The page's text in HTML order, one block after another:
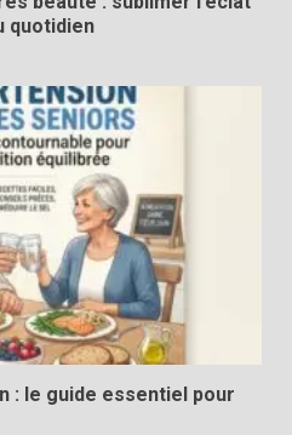
quotidien
: le guide essentiel pour